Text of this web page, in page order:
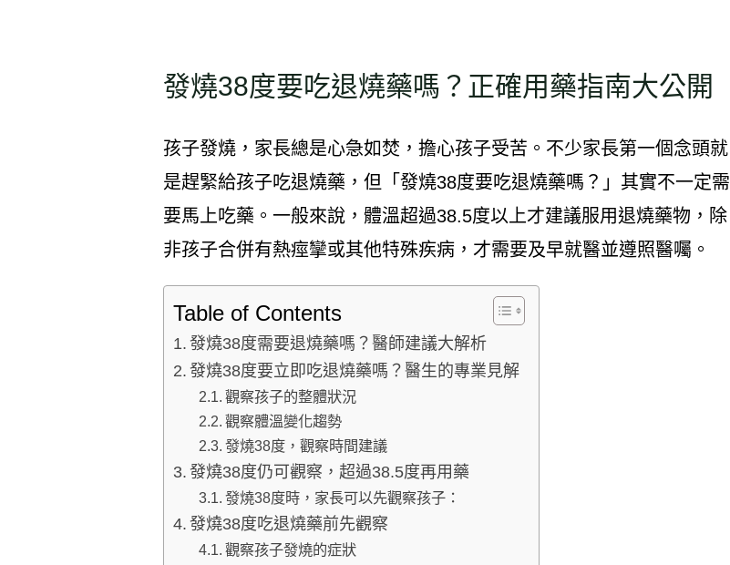
發燒38度要吃退燒藥嗎？正確用藥指南大公開
孩子發燒，家長總是心急如焚，擔心孩子受苦。不少家長第一個念頭就
是趕緊給孩子吃退燒藥，但「發燒38度要吃退燒藥嗎？」其實不一定需
要馬上吃藥。一般來說，體溫超過38.5度以上才建議服用退燒藥物，除
非孩子合併有熱痙攣或其他特殊疾病，才需要及早就醫並遵照醫囑。
Table of Contents
發燒38度需要退燒藥嗎？醫師建議大解析
發燒38度要立即吃退燒藥嗎？醫生的專業見解
觀察孩子的整體狀況
觀察體溫變化趨勢
發燒38度，觀察時間建議
發燒38度仍可觀察，超過38.5度再用藥
發燒38度時，家長可以先觀察孩子：
發燒38度吃退燒藥前先觀察
觀察孩子發燒的症狀